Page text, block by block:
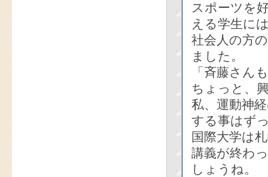
スポーツを
える学生に
社会人の方
ました。
「斉藤さん
ちょっと、
私、運動神
する事はず
国際大学は
講義が終わ
しょうね。